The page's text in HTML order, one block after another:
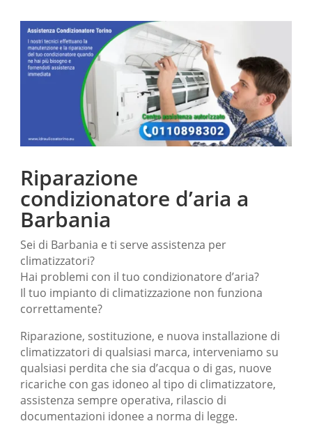
Riparazione
condizionatore d’aria a
Barbania
Sei di Barbania e ti serve assistenza per
climatizzatori?
Hai problemi con il tuo condizionatore d’aria?
Il tuo impianto di climatizzazione non funziona
correttamente?
Riparazione, sostituzione, e nuova installazione di
climatizzatori di qualsiasi marca, interveniamo su
qualsiasi perdita che sia d’acqua o di gas, nuove
ricariche con gas idoneo al tipo di climatizzatore,
assistenza sempre operativa, rilascio di
documentazioni idonee a norma di legge.